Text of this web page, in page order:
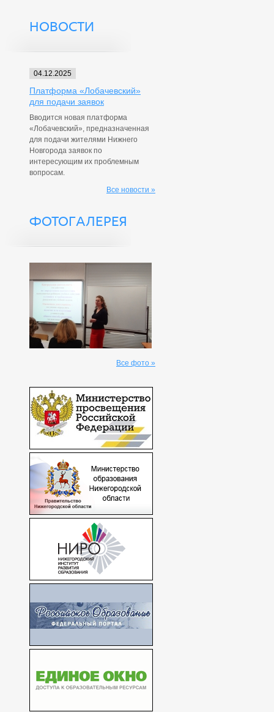
НОВОСТИ
04.12.2025
Платформа «Лобачевский»
для подачи заявок
Вводится новая платформа
«Лобачевский», предназначенная
для подачи жителями Нижнего
Новгорода заявок по
интересующим их проблемным
вопросам.
Все новости »
ФОТОГАЛЕРЕЯ
Все фото »